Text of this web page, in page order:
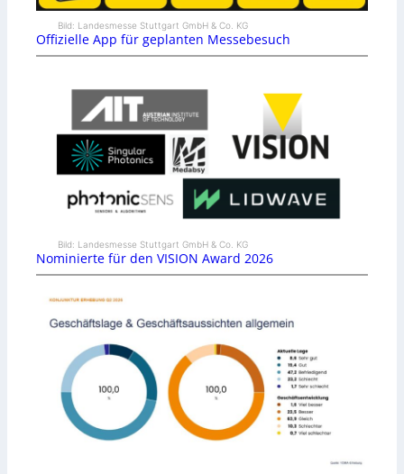
Bild: Landesmesse Stuttgart GmbH & Co. KG
Offizielle App für geplanten Messebesuch
Bild: Landesmesse Stuttgart GmbH & Co. KG
Nominierte für den VISION Award 2026